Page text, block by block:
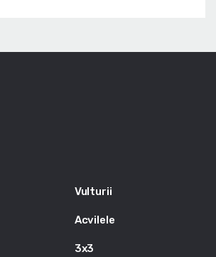
Vulturii
Acvilele
3x3